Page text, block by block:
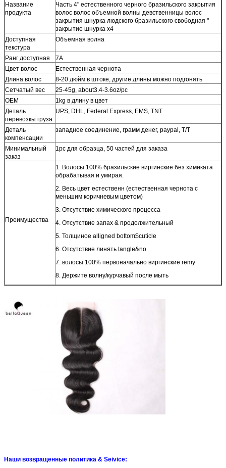
Название
продукта
Часть 4" естественного черного бразильского закрытия
волос волос объемной волны девственницы волос
закрытия шнурка людского бразильского свободная "
закрытие шнурка x4
Доступная
текстура
Объемная волна
Ранг доступная
7A
Цвет волос
Естественная чернота
Длина волос
8-20 дюйм в штоке, другие длины можно подгонять
Сетчатый вес
25-45g, about3.4-3.6oz/pc
OEM
1kg в длину в цвет
Деталь
перевозкы груза
UPS, DHL, Federal Express, EMS, TNT
Деталь
компенсации
западное соединение, грамм денег, paypal, T/T
Минимальный
заказ
1pc для образца, 50 частей для заказа
Преимущества
1. Волосы 100% бразильские виргинские без химиката
обрабатывая и умирая.
2. Весь цвет естественн (естественная чернота с
меньшим коричневым цветом)
3. Отсутствие химического процесса
4. Отсутствие запах & продолжительный
5. Толщиное alligned bottom$cuticle
6. Отсутствие линять tangle&no
7. волосы 100% первоначально виргинские remy
8. Держите волну/курчавый после мыть
Наши возвращенные политика & Seivice: